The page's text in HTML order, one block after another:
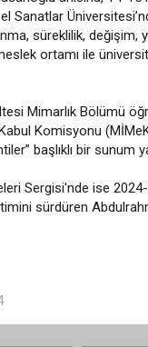
Sanatlar
süreklilik,
ortamı ile
Mimarlık Bölümü
Komisyonu
başlıklı bir sunum
Sergisi'nde ise 2024-
sürdüren